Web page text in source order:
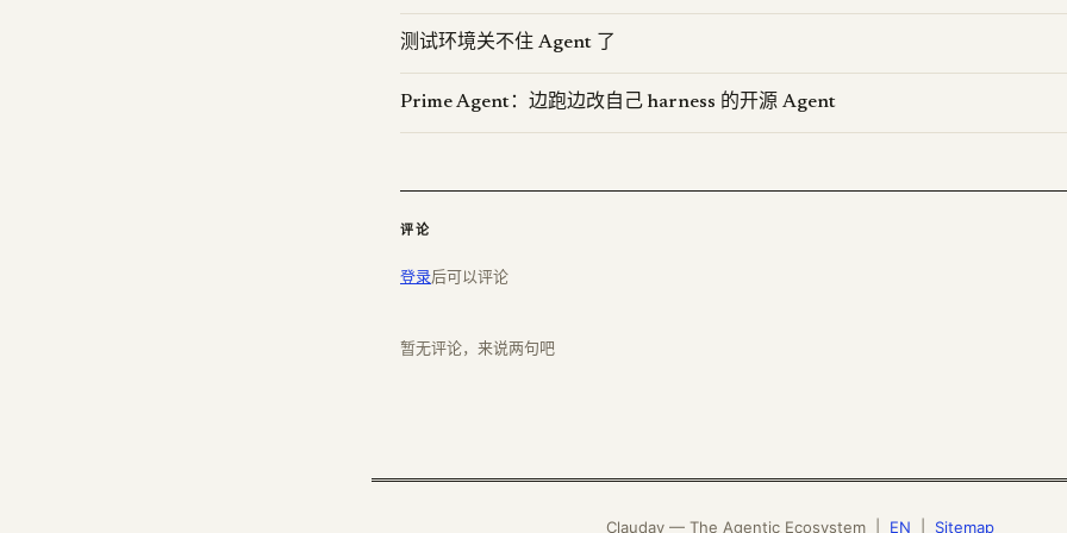
测试环境关不住 Agent 了
Prime Agent：边跑边改自己 harness 的开源 Agent
评论
登录后可以评论
暂无评论，来说两句吧
Clauday — The Agentic Ecosystem | EN Sitemap